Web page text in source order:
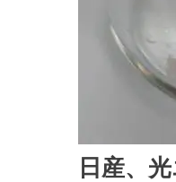
日産、